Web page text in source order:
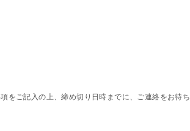
をご記入の上、締め切り日時までに、ご連絡をお待ち